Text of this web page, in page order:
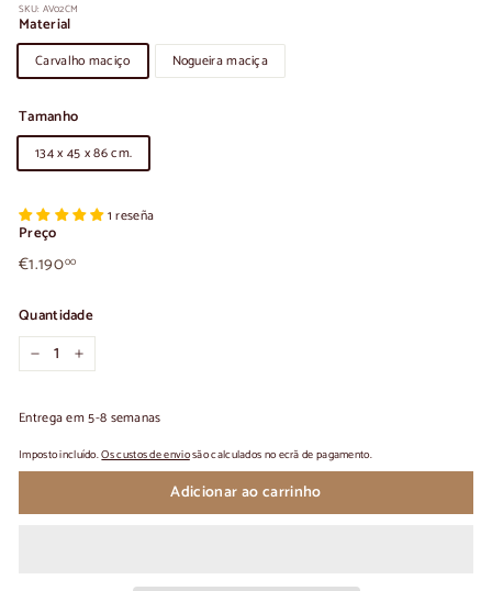
SKU: AV02CM
Material
Carvalho maciço Nogueira maciça
Tamanho
134 x 45 x 86 cm.
1 reseña
Preço
Preço
normal
€1.19000€1.190,00
Quantidade
+
Entrega em 5-8 semanas
Imposto incluído.Os custos de enviosão calculados no ecrã de pagamento.
Adicionar ao carrinho